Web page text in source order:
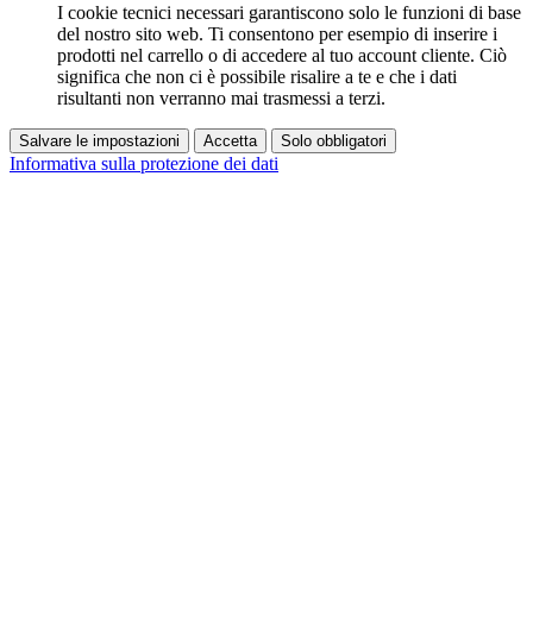
I cookie tecnici necessari garantiscono solo le funzioni di base
del nostro sito web. Ti consentono per esempio di inserire i
prodotti nel carrello o di accedere al tuo account cliente. Ciò
significa che non ci è possibile risalire a te e che i dati
risultanti non verranno mai trasmessi a terzi.
Salvare le impostazioni Accetta Solo obbligatori
Informativa sulla protezione dei dati